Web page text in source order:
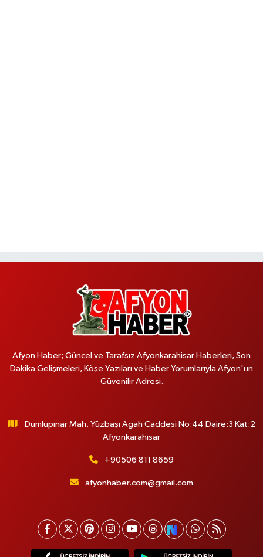
Afyon Haber; Güncel ve Tarafsız Afyonkarahisar Haberleri, Son
Dakika Gelişmeleri, Köşe Yazıları ve Haber Yorumlarıyla Afyon'un
Güvenilir Adresi.
Dumlupınar Mah. Yüzbaşı Agah Caddesi No:44 Daire:3 Kat:2
Afyonkarahisar
+90506 811 8659
afyonhaber.com@gmail.com